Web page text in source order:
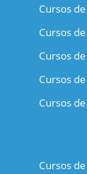
Cursos
Cursos
Cursos
Cursos de
Cursos
Cursos